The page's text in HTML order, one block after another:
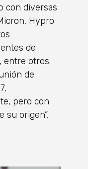
con diversas
Hypro
de
entre otros.
de
pero con
su origen”,